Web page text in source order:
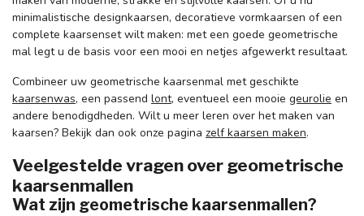
minimalistische designkaarsen, decoratieve vormkaarsen of een
complete kaarsenset wilt maken: met een goede geometrische
mal legt u de basis voor een mooi en netjes afgewerkt resultaat.
Combineer uw geometrische kaarsenmal met geschikte
kaarsenwas, een passend lont, eventueel een mooie geurolie en
andere benodigdheden. Wilt u meer leren over het maken van
kaarsen? Bekijk dan ook onze pagina zelf kaarsen maken.
Veelgestelde vragen over geometrische
kaarsenmallen
Wat zijn geometrische kaarsenmallen?